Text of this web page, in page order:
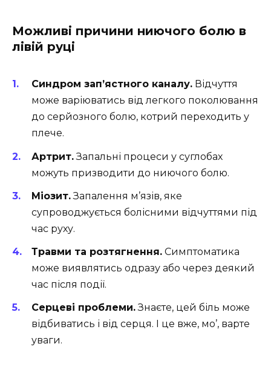
Можливі причини ниючого болю в
лівій руці
Синдром зап’ястного каналу. Відчуття
може варіюватись від легкого поколювання
до серйозного болю, котрий переходить у
плече.
Артрит.Запальні процеси у суглобах
можуть призводити до ниючого болю.
Міозит.Запалення м’язів, яке
супроводжується болісними відчуттями під
час руху.
Травми та розтягнення. Симптоматика
може виявлятись одразу або через деякий
час після події.
Серцеві проблеми.Знаєте, цей біль може
відбиватись і від серця. І це вже, мо’, варте
уваги.